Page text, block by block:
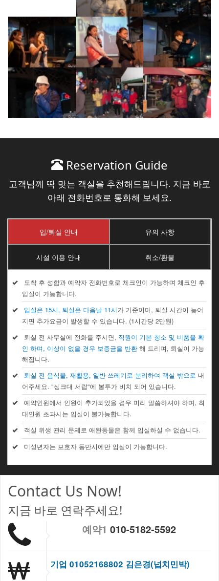
Reservation Guide
고객님께 딱 맞는 객실을 추천해드립니다. 지금 바로
아래 전화번호로 통화해 보세요.
입/퇴실 안내 유의 사항
시설 이용 안내 취소/환불
도착 후 성함과 예약자 전화번호로 체크인이 가능하며 체크인 후
입실이 가능합니다.
입실은 15시, 퇴실은 다음날 11시가 기준이며, 퇴실 시간이 늦어
지면 추가요금이 발생할 수 있습니다. (1시간당 2만원)
퇴실 전 사무실에 전화를 주시면, 직원이 기본 청소 및 비품을 확
인 하며, 이상이 없을 경우 보증금을 반환해 드리며, 퇴실이 가능
해집니다.
퇴실 전 음식물, 재활용, 일반 쓰레기로 분리하여 객실 밖으로 내
어주세요. "싱크대 서랍"에 봉투가 비치 되어 있습니다.
예약인원에서 인원이 추가되었을 경우 미리 말씀하셔야 하며, 최
대인원 초과시는 입실이 불가능합니다.
객실 위생 관리 문제로 애완동물은 함께 입실하실 수 없습니다.
미성년자는 보호자 동반시에만 입실이 가능합니다.
Contact Us Now!
지금 바로 연락주세요!
예약1 010-5182-5592
기업 01052168802 김은경(넙치민박)